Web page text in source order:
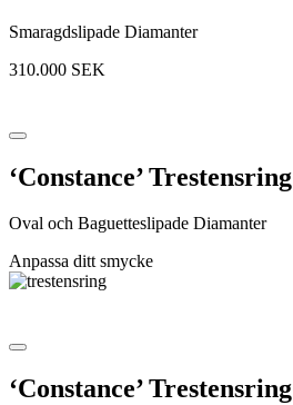
Smaragdslipade Diamanter
310.000 SEK
‘Constance’ Trestensring
Oval och Baguetteslipade Diamanter
Anpassa ditt smycke
‘Constance’ Trestensring